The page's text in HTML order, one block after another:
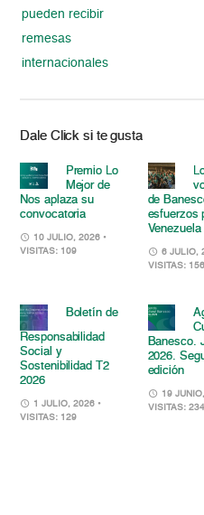
pueden recibir
remesas
internacionales
Dale Click si te gusta
Premio Lo
Mejor de
Nos aplaza su
convocatoria
10 JULIO, 2026 •
VISITAS: 109
de
esfuerzos
Venezuela
6 JULIO,
VISITAS: 156
Boletín de
Responsabilidad
Social y
Sostenibilidad T2
2026
1 JULIO, 2026 •
VISITAS: 129
Banesco.
2026.
edición
19
VISITAS: 234